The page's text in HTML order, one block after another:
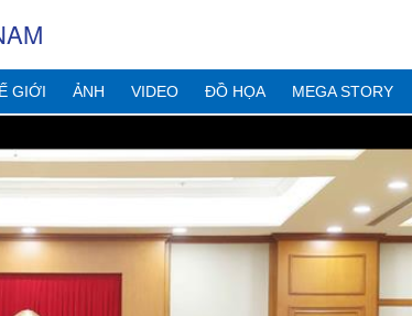
GIỚI ẢNH VIDEO ĐỒ HỌA MEGA STORY